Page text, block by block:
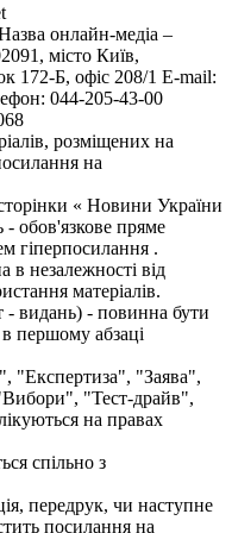
онлайн-медіа –
місто Київ,
Б, офіс 208/1 E-mail:
044-205-43-00
розміщених на
на
« Новини України
- обов'язкове пряме
гіперпосилання .
в незалежності від
матеріалів.
- видань) - повинна бути
першому абзаці
"Експертиза", "Заява",
"Тест-драйв",
на правах
спільно з
передрук, чи наступне
посилання на